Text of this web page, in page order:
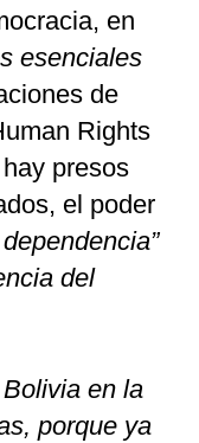
en
esenciales
de
Rights
presos
el poder
del
en la
porque ya